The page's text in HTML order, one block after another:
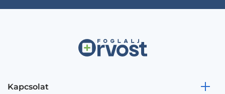
Kapcsolat